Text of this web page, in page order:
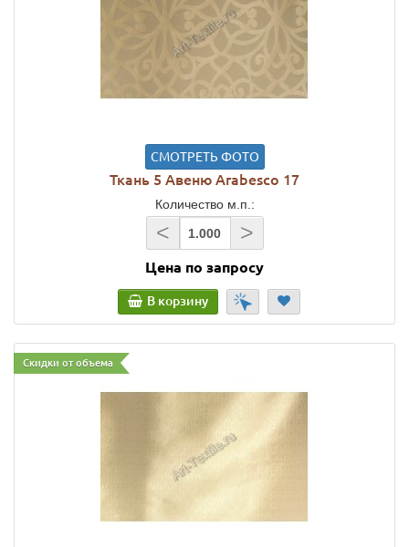
СМОТРЕТЬ ФОТО
Ткань 5 Авеню Arabesco 17
Количество м.п.:
< >
Цена по запросу
В корзину
Скидки от объема